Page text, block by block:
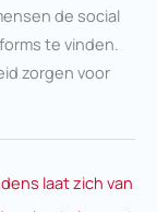
de social
te vinden.
zorgen voor
laat zich van